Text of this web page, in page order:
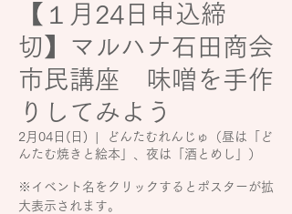
【１月24日申込締
切】マルハナ石田商会
市民講座 味噌を手作
りしてみよう
2月04日(日)
どんたむれんじゅ（昼は「ど
んたむ焼きと絵本」、夜は「酒とめし」）
※イベント名をクリックするとポスターが拡
大表示されます。